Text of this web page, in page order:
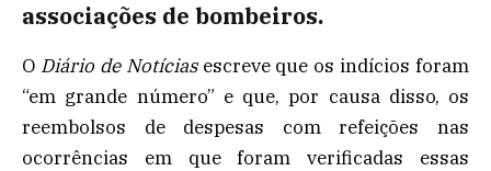
associações de bombeiros.
O Diário de Notíciasescreve que os indícios foram
“em grande número” e que, por causa disso, os
reembolsos de despesas com refeições nas
ocorrências em que foram verificadas essas